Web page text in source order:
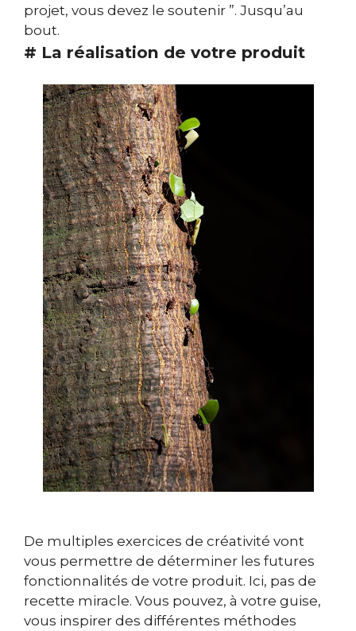
projet, vous devez le soutenir ”. Jusqu’au
bout.
# La réalisation de votre produit
De multiples exercices de créativité vont
vous permettre de déterminer les futures
fonctionnalités de votre produit. Ici, pas de
recette miracle. Vous pouvez, à votre guise,
vous inspirer des différentes méthodes